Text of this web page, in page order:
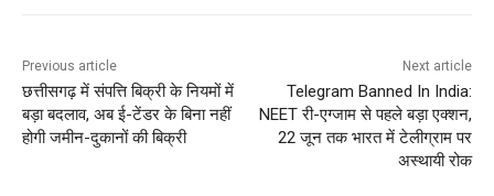
Previous article
छत्तीसगढ़ में संपत्ति बिक्री के नियमों में
बड़ा बदलाव, अब ई-टेंडर के बिना नहीं
होगी जमीन-दुकानों की बिक्री
Next article
Telegram Banned In India:
NEET री-एग्जाम से पहले बड़ा एक्शन,
22 जून तक भारत में टेलीग्राम पर
अस्थायी रोक